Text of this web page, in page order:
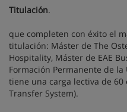
Titulación.
que completen con éxito el
titulación: Máster de The
Hospitality, Máster de EAE
Formación Permanente de
tiene una carga lectiva de 60
Transfer System).